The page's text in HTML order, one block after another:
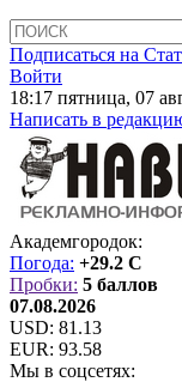
Подписаться на
Войти
18:17 пятница, 07
Написать в
Академгородок:
Погода: +29.2 C
Пробки: 5 баллов
07.08.2026
USD: 81.13
EUR: 93.58
Мы в соцсетях: